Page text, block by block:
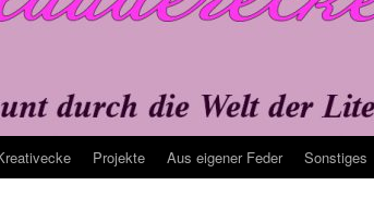
Projekte Aus eigener Feder Sonstiges